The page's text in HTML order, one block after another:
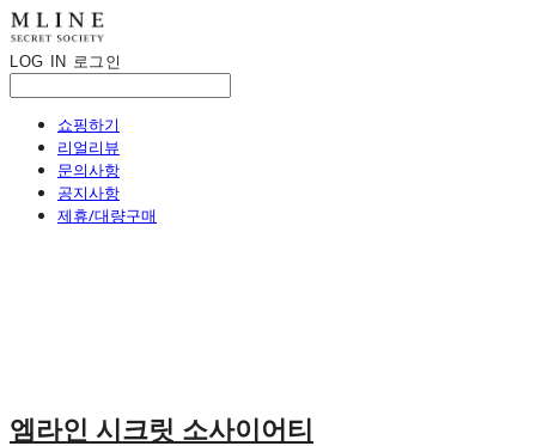
LOG IN 로그인
쇼핑하기
리얼리뷰
문의사항
공지사항
제휴/대량구매
엠라인 시크릿 소사이어티